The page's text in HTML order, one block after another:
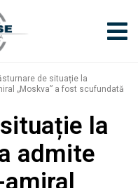
de situație la
„Moskva” a fost scufundată
la
admite